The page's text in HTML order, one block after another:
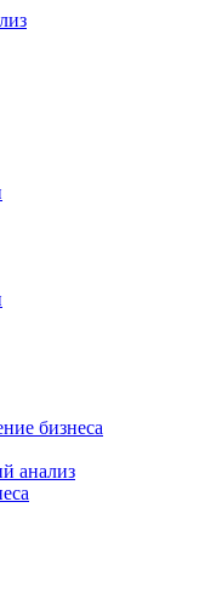
бизнеса
анализ